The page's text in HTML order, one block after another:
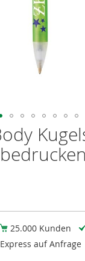
25.000 Kunden
Express auf Anfrage